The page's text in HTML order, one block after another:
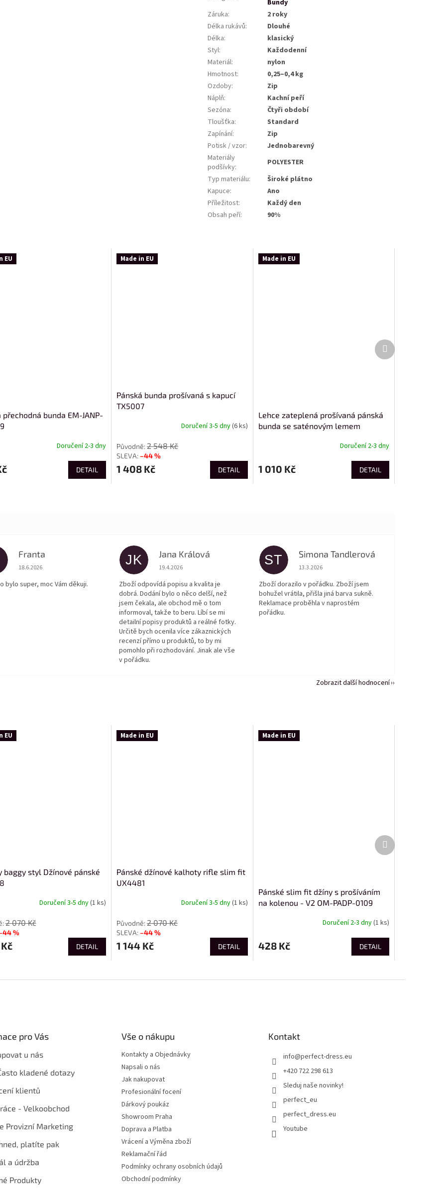
EU
baggy styl Džínové pánské
Doručení 3-5 dny(1 ks)
2 070 Kč
%
DETAIL
Made in EU
Pánské džínové kalhoty rifle slim fit
UX4481
Doručení 3-5 dny(1 ks)
2 070 Kč
–44 %
1 144 Kč DETAIL
Made in EU
Pánské slim fit džíny s prošíváním
na kolenou - V2 OM-PADP-0109
Doručení 2-3 dny(1 ks)
428 Kč DETAIL
Další
produkt
Bundy
Záruka:
2 roky
Délka rukávů:
Dlouhé
Délka:
klasický
Styl:
Každodenní
Materiál:
nylon
Hmotnost:
0,25–0,4 kg
Ozdoby:
Zip
Náplň:
Kachní peří
Sezóna:
Čtyři období
Tloušťka:
Standard
Zapínání:
Zip
Potisk / vzor:
Jednobarevný
Materiály
podšívky:
POLYESTER
Typ materiálu:
Široké plátno
Kapuce:
Ano
Příležitost:
Každý den
Obsah peří: 90%
EU
přechodná bunda EM-JANP-
Doručení 2-3 dny
DETAIL
Made in EU
Pánská bunda prošívaná s kapucí
TX5007
Doručení 3-5 dny(6 ks)
2 548 Kč
–44 %
1 408 Kč DETAIL
Made in EU
Lehce zateplená prošívaná pánská
bunda se saténovým lemem
Doručení 2-3 dny
1 010 Kč DETAIL
Další
produkt
Franta
Hodnocení obchodu je 5 z 5 hvězdiček.
18.6.2026
bylo super, moc Vám děkuji.
JK Jana Králová
Hodnocení obchodu je 5 z 5 hvězdiček.
19.4.2026
Zboží odpovídá popisu a kvalita je
dobrá. Dodání bylo o něco delší, než
jsem čekala, ale obchod mě o tom
informoval, takže to beru. Líbí se mi
detailní popisy produktů a reálné fotky.
Určitě bych ocenila více zákaznických
recenzí přímo u produktů, to by mi
pomohlo při rozhodování. Jinak ale vše
v pořádku.
ST Simona Tandlerová
Hodnocení obchodu je 5 z 5 hvězdiček.
13.3.2026
Zboží dorazilo v pořádku. Zboží jsem
bohužel vrátila, přišla jiná barva sukně.
Reklamace proběhla v naprostém
pořádku.
Zobrazit další hodnocení
pro Vás
u nás
kladené dotazy
klientů
- Velkoobchod
Provizní Marketing
platíte pak
a údržba
Produkty
Vše o nákupu
Kontakty a Objednávky
Napsali o nás
Jak nakupovat
Profesionální focení
Dárkový poukáz
Showroom Praha
Doprava a Platba
Vrácení a Výměna zboží
Reklamační řád
Podmínky ochrany osobních údajů
Obchodní podmínky
Kontakt
info@perfect-dress.eu
+420 722 298 613
Sleduj naše novinky!
perfect_eu
perfect_dress.eu
Youtube